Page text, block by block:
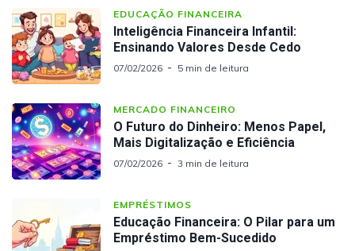
EDUCAÇÃO FINANCEIRA
Inteligência Financeira Infantil:
Ensinando Valores Desde Cedo
07/02/2026 5 min de leitura
MERCADO FINANCEIRO
O Futuro do Dinheiro: Menos Papel,
Mais Digitalização e Eficiência
07/02/2026 3 min de leitura
EMPRÉSTIMOS
Educação Financeira: O Pilar para um
Empréstimo Bem-Sucedido